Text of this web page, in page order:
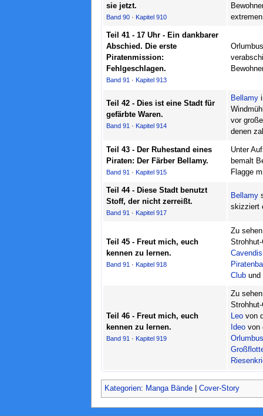
sie jetzt.
Band 90· Kapitel 910
Teil 41 - 17 Uhr - Ein dankbarer
Abschied. Die erste
Piratenmission:
Fehlgeschlagen.
Band 91 · Kapitel 913
Teil 42 - Dies ist eine Stadt für
gefärbte Waren.
Band 91 · Kapitel 914
Bellamy
vor
denen
Teil 43 - Der Ruhestand eines
Piraten: Der Färber Bellamy.
Band 91 · Kapitel 915
Unter
bemalt
Flagge
Teil 44 - Diese Stadt benutzt
Stoff, der nicht zerreißt.
Band 91 · Kapitel 917
Bellamy
skizziert
Teil 45 - Freut mich, euch
kennen zu lernen.
Band 91 · Kapitel 918
Zu
Clubund
Teil 46 - Freut mich, euch
kennen zu lernen.
Band 91 · Kapitel 919
Zu
Leovon
Ideovon
Orlumbus
Kategorien: Manga Bände| Cover-Story